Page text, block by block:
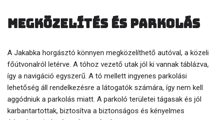
Megközelítés és parkolás
A Jakabka horgásztó könnyen megközelíthető autóval, a közeli
főútvonalról letérve. A tóhoz vezető utak jól ki vannak táblázva,
így a navigáció egyszerű. A tó mellett ingyenes parkolási
lehetőség áll rendelkezésre a látogatók számára, így nem kell
aggódniuk a parkolás miatt. A parkoló területei tágasak és jól
karbantartottak, biztosítva a biztonságos és kényelmes